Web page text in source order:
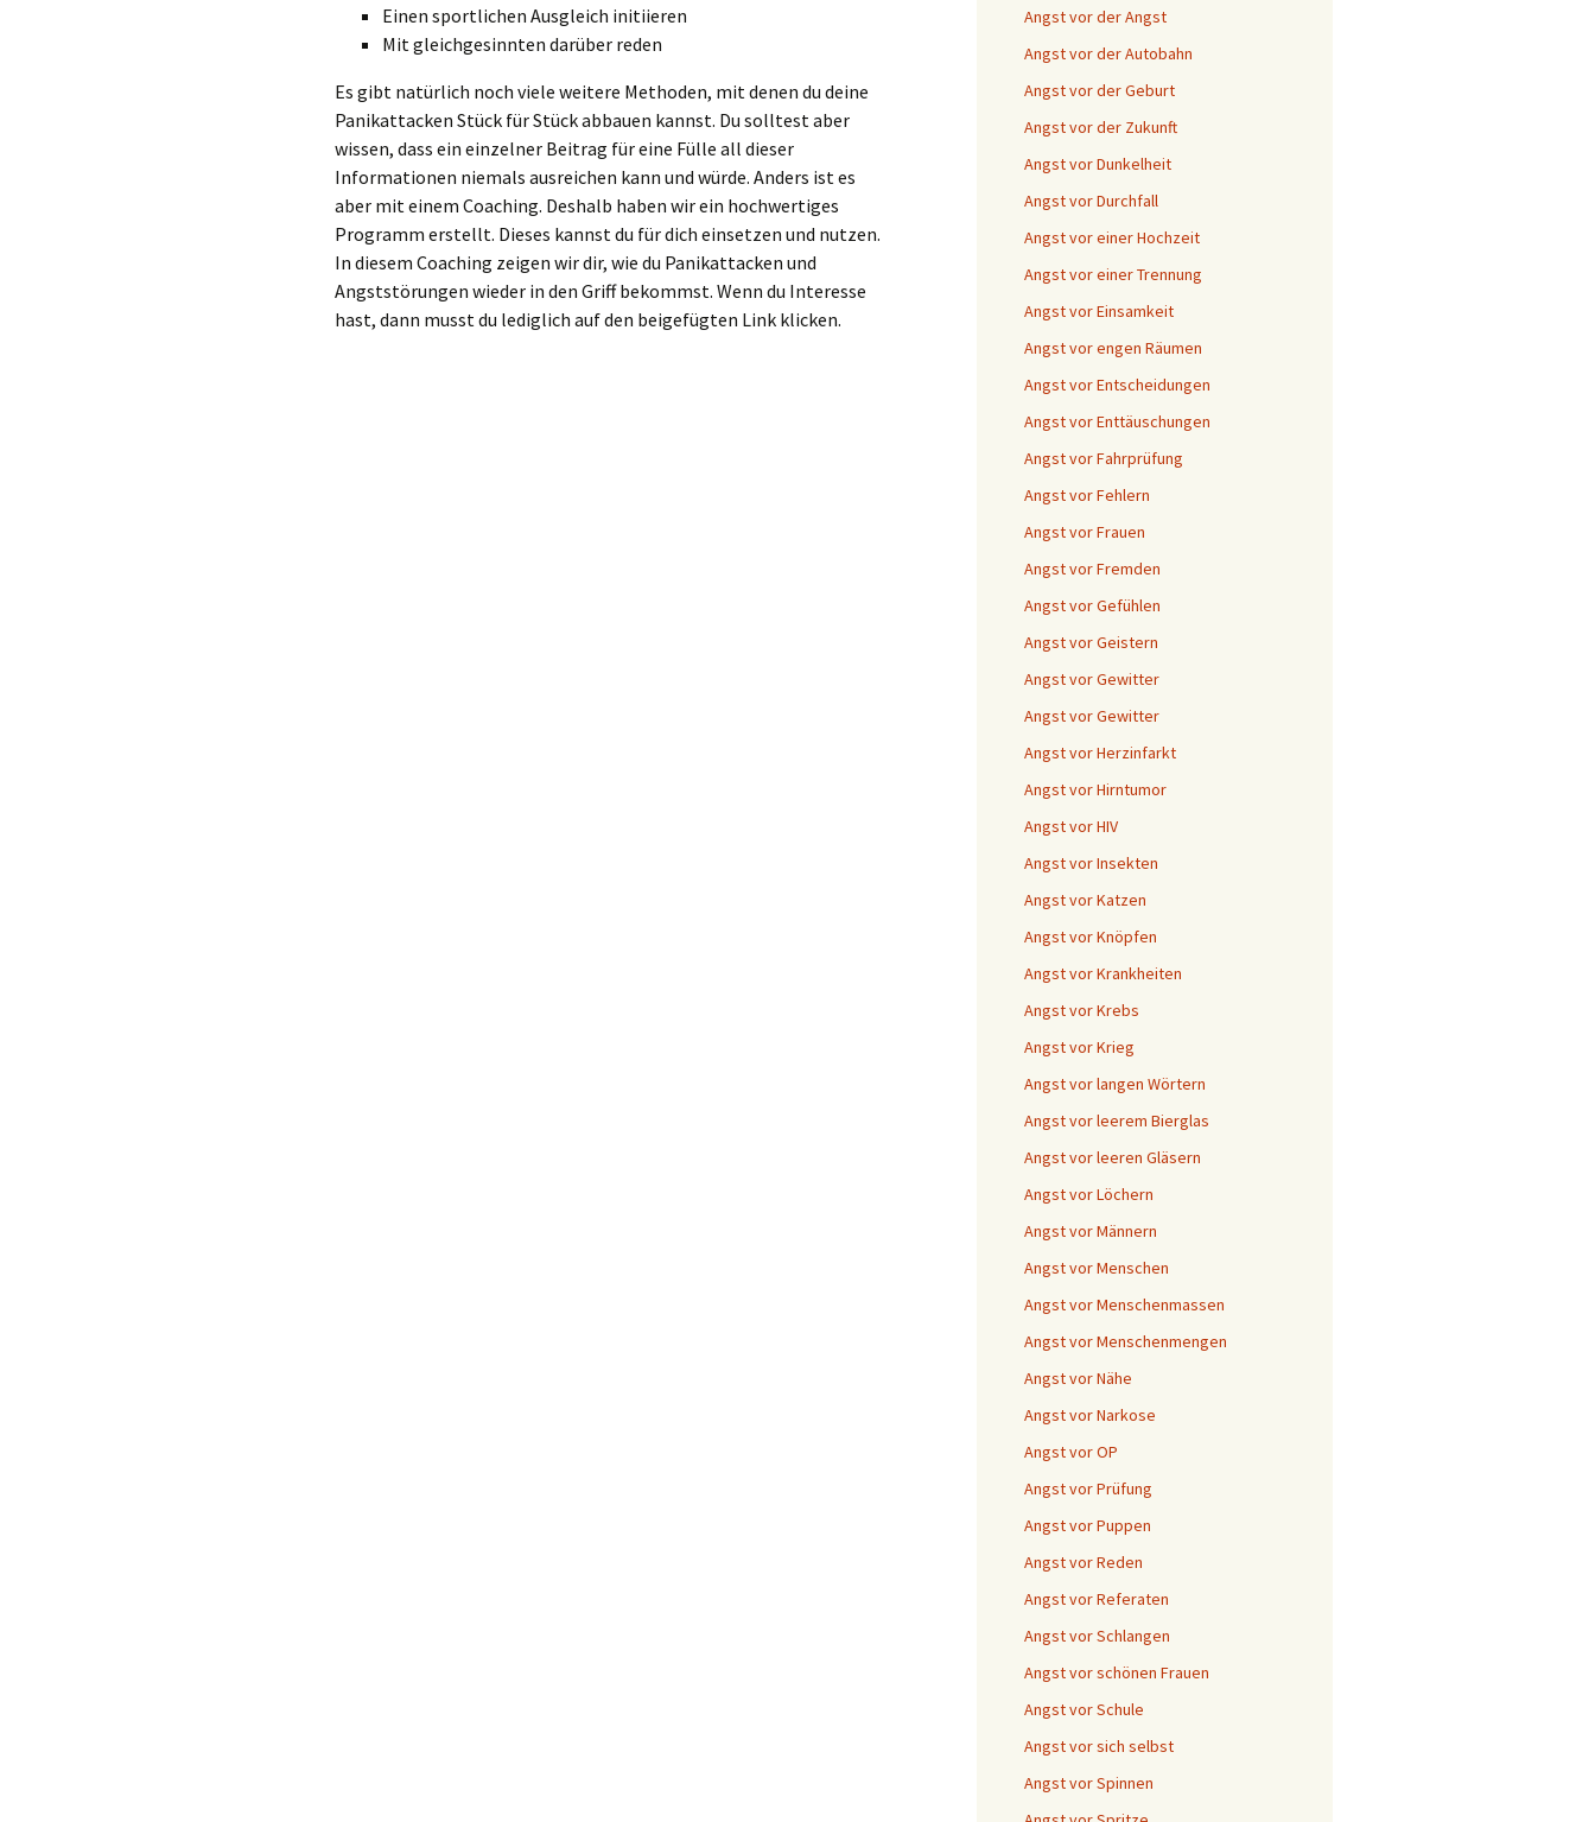
Einen sportlichen Ausgleich initiieren
Mit gleichgesinnten darüber reden
Es gibt natürlich noch viele weitere Methoden, mit denen du deine
Panikattacken Stück für Stück abbauen kannst. Du solltest aber
wissen, dass ein einzelner Beitrag für eine Fülle all dieser
Informationen niemals ausreichen kann und würde. Anders ist es
aber mit einem Coaching. Deshalb haben wir ein hochwertiges
Programm erstellt. Dieses kannst du für dich einsetzen und nutzen.
In diesem Coaching zeigen wir dir, wie du Panikattacken und
Angststörungen wieder in den Griff bekommst. Wenn du Interesse
hast, dann musst du lediglich auf den beigefügten Link klicken.
Angst vor der Angst
Angst vor der Autobahn
Angst vor der Geburt
Angst vor der Zukunft
Angst vor Dunkelheit
Angst vor Durchfall
Angst vor einer Hochzeit
Angst vor einer Trennung
Angst vor Einsamkeit
Angst vor engen Räumen
Angst vor Entscheidungen
Angst vor Enttäuschungen
Angst vor Fahrprüfung
Angst vor Fehlern
Angst vor Frauen
Angst vor Fremden
Angst vor Gefühlen
Angst vor Geistern
Angst vor Gewitter
Angst vor Gewitter
Angst vor Herzinfarkt
Angst vor Hirntumor
Angst vor HIV
Angst vor Insekten
Angst vor Katzen
Angst vor Knöpfen
Angst vor Krankheiten
Angst vor Krebs
Angst vor Krieg
Angst vor langen Wörtern
Angst vor leerem Bierglas
Angst vor leeren Gläsern
Angst vor Löchern
Angst vor Männern
Angst vor Menschen
Angst vor Menschenmassen
Angst vor Menschenmengen
Angst vor Nähe
Angst vor Narkose
Angst vor OP
Angst vor Prüfung
Angst vor Puppen
Angst vor Reden
Angst vor Referaten
Angst vor Schlangen
Angst vor schönen Frauen
Angst vor Schule
Angst vor sich selbst
Angst vor Spinnen